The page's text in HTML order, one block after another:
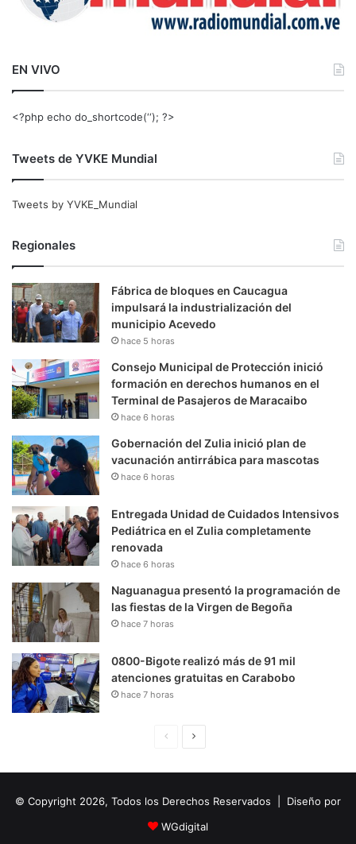
EN VIVO
<?php echo do_shortcode(‘‘); ?>
Tweets de YVKE Mundial
Tweets by YVKE_Mundial
Regionales
Fábrica de bloques en Caucagua
impulsará la industrialización del
municipio Acevedo
hace 5 horas
Consejo Municipal de Protección inició
formación en derechos humanos en el
Terminal de Pasajeros de Maracaibo
hace 6 horas
Gobernación del Zulia inició plan de
vacunación antirrábica para mascotas
hace 6 horas
Entregada Unidad de Cuidados Intensivos
Pediátrica en el Zulia completamente
renovada
hace 6 horas
Naguanagua presentó la programación de
las fiestas de la Virgen de Begoña
hace 7 horas
0800-Bigote realizó más de 91 mil
atenciones gratuitas en Carabobo
hace 7 horas
i
n
u
i
© Copyright 2026, Todos los Derechos Reservados | Diseño por
WGdigital